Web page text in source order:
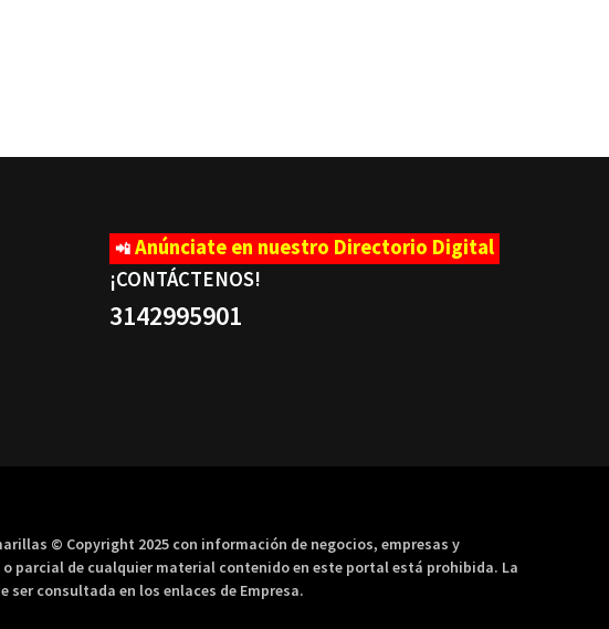
📲 Anúnciate en nuestro Directorio Digital
¡CONTÁCTENOS!
3142995901
© Copyright 2025 con información de negocios, empresas y
parcial de cualquier material contenido en este portal está prohibida. La
consultada en los enlaces de Empresa.